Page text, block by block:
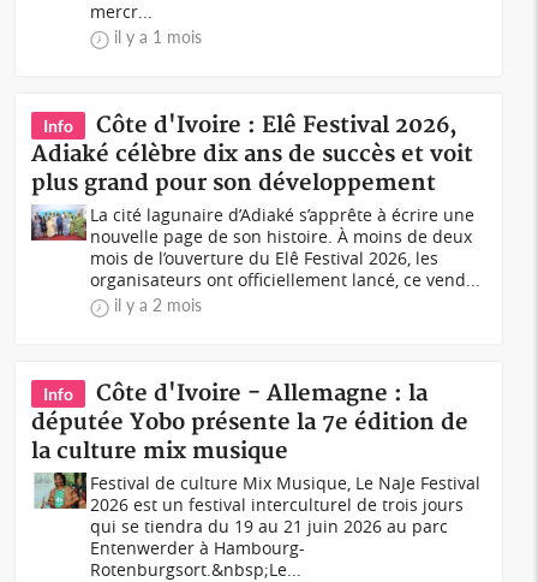
mercr...
il y a 1 mois
Info
Côte d'Ivoire : Elê Festival 2026,
Adiaké célèbre dix ans de succès et voit
plus grand pour son développement
La cité lagunaire d’Adiaké s’apprête à écrire une
nouvelle page de son histoire. À moins de deux
mois de l’ouverture du Elê Festival 2026, les
organisateurs ont officiellement lancé, ce vend...
il y a 2 mois
Info
Côte d'Ivoire - Allemagne : la
députée Yobo présente la 7e édition de
la culture mix musique
Festival de culture Mix Musique, Le NaJe Festival
2026 est un festival interculturel de trois jours
qui se tiendra du 19 au 21 juin 2026 au parc
Entenwerder à Hambourg-
Rotenburgsort.&nbsp;Le...